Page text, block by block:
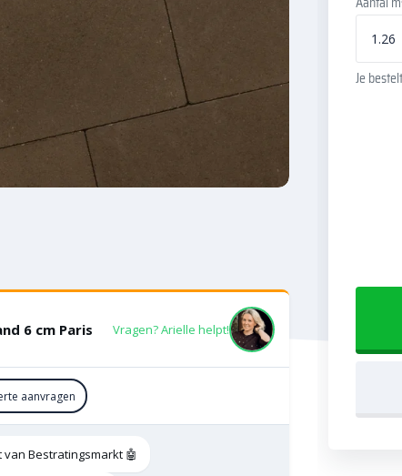
6 cm Paris Vragen? Arielle helpt!
aanvragen
Bestratingsmarkt 🤖
Je